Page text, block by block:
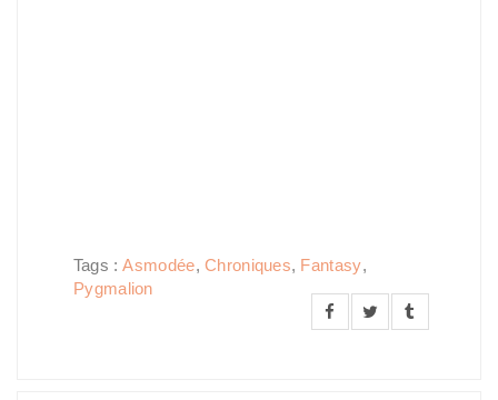
Tags :Asmodée,Chroniques, Fantasy,
Pygmalion